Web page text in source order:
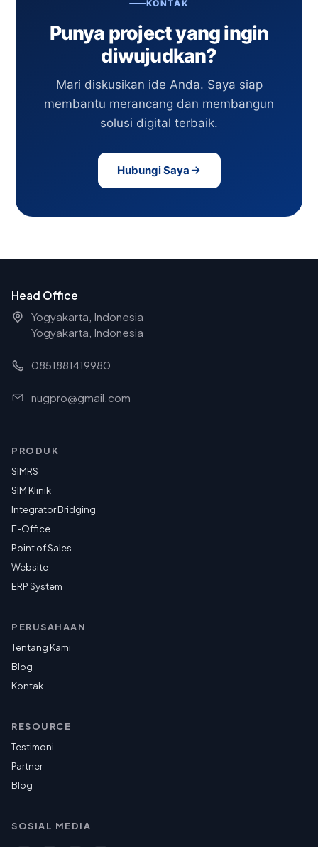
KONTAK
Punya project yang ingin
diwujudkan?
Mari diskusikan ide Anda. Saya siap
membantu merancang dan membangun
solusi digital terbaik.
Hubungi Saya
Head Office
Yogyakarta, Indonesia
Yogyakarta, Indonesia
0851881419980
nugpro@gmail.com
PRODUK
SIMRS
SIM Klinik
Integrator Bridging
E-Office
Point of Sales
Website
ERP System
PERUSAHAAN
Tentang Kami
Blog
Kontak
RESOURCE
Testimoni
Partner
Blog
SOSIAL MEDIA